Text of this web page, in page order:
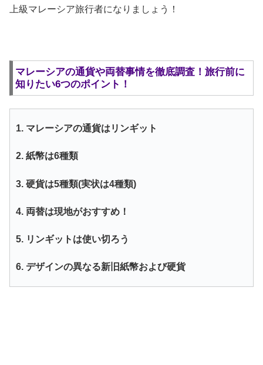
上級マレーシア旅行者になりましょう！
マレーシアの通貨や両替事情を徹底調査！旅行前に
知りたい6つのポイント！
1. マレーシアの通貨はリンギット
2. 紙幣は6種類
3. 硬貨は5種類(実状は4種類)
4. 両替は現地がおすすめ！
5. リンギットは使い切ろう
6. デザインの異なる新旧紙幣および硬貨